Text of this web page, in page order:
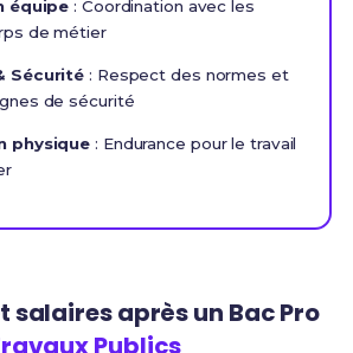
équipe : Coordination avec les
de métier
Sécurité : Respect des normes et
de sécurité
physique : Endurance pour le travail
salaires après un Bac Pro
Publics